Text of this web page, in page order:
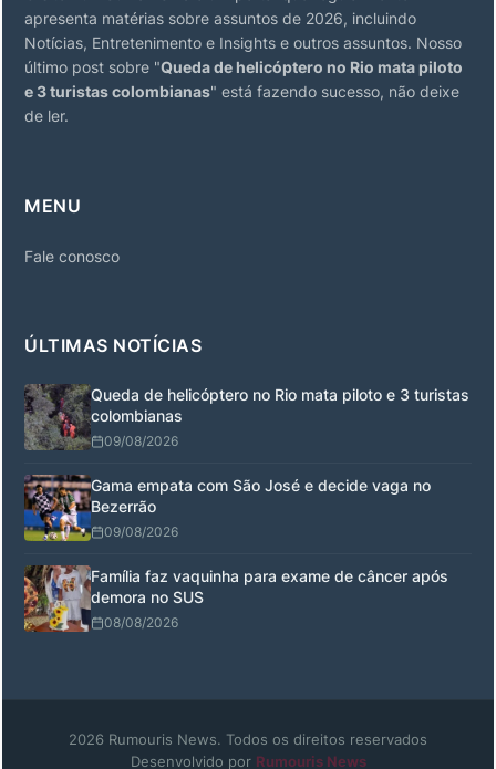
apresenta matérias sobre assuntos de 2026, incluindo
Notícias, Entretenimento e Insights e outros assuntos. Nosso
último post sobre "Queda de helicóptero no Rio mata piloto
e 3 turistas colombianas" está fazendo sucesso, não deixe
de ler.
MENU
Fale conosco
ÚLTIMAS NOTÍCIAS
Queda de helicóptero no Rio mata piloto e 3 turistas
colombianas
09/08/2026
Gama empata com São José e decide vaga no
Bezerrão
09/08/2026
Família faz vaquinha para exame de câncer após
demora no SUS
08/08/2026
2026 Rumouris News. Todos os direitos reservados
Desenvolvido por Rumouris News